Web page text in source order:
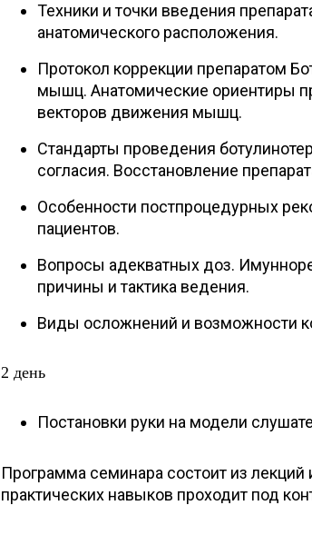
Техники и точки введения
анатомического расположения.
Протокол коррекции препаратом
мышц. Анатомические ориентиры
векторов движения мышц.
Стандарты проведения
согласия. Восстановление
Особенности постпроцедурных
пациентов.
Вопросы адекватных доз.
причины и тактика ведения.
Виды осложнений и возможности
2 день
Постановки руки на модели
Программа семинара состоит из лекций
практических навыков проходит под